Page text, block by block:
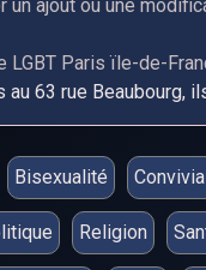
un ajout ou une
LGBT Paris ïle-de-
63 rue Beaubourg,
Bisexualité
Religion